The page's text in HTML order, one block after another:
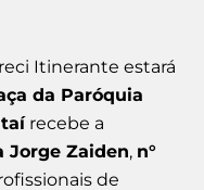
Itinerante estará
da Paróquia
recebe a
Jorge Zaiden, n°
de